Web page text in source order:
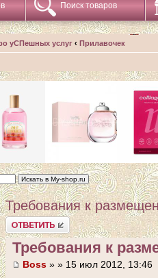
Поиск товаров
уСПешных услуг ‹ Прилавочек
Требования к
Ответить
Требования к
Boss » » 15 июл 2012, 13:46